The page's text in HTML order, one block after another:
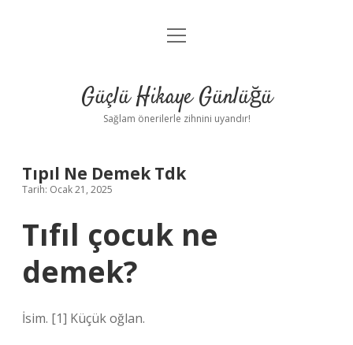
Anasayfa
Yasal Uyarı
menüyü
Güçlü Hikaye Günlüğü
Sağlam önerilerle zihnini uyandır!
Tıpıl Ne Demek Tdk
Tarih: Ocak 21, 2025
Tıfıl çocuk ne
demek?
İsim. [1] Küçük oğlan.